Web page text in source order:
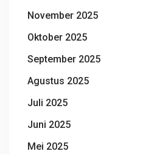
November 2025
Oktober 2025
September 2025
Agustus 2025
Juli 2025
Juni 2025
Mei 2025